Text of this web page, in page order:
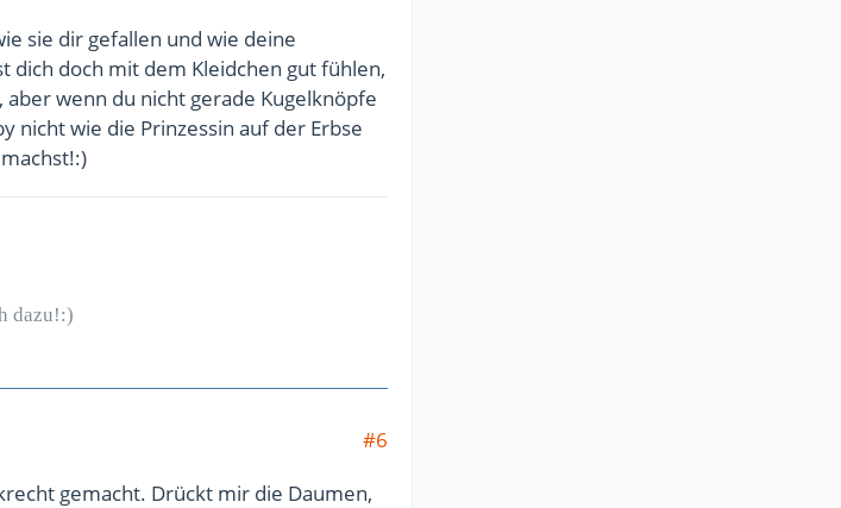
sie dir gefallen und wie deine
dich doch mit dem Kleidchen gut fühlen,
aber wenn du nicht gerade Kugelknöpfe
nicht wie die Prinzessin auf der Erbse
dazu!:)
#6
gemacht. Drückt mir die Daumen,